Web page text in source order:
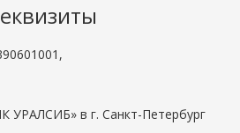
УРАЛСИБ» в г. Санкт-Петербург